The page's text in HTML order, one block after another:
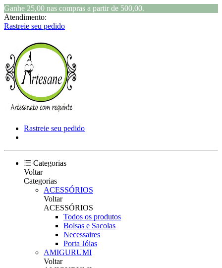
Ganhe 25,00 nas compras a partir de 500,00.
Atendimento:
Rastreie seu pedido
Rastreie seu pedido
Categorias
Voltar
Categorias
ACESSÓRIOS
Voltar
ACESSÓRIOS
Todos os produtos
Bolsas e Sacolas
Necessaires
Porta Jóias
AMIGURUMI
Voltar